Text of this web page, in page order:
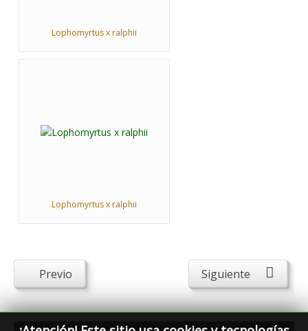
Lophomyrtus x ralphii
Lophomyrtus x ralphii
Previo Siguiente